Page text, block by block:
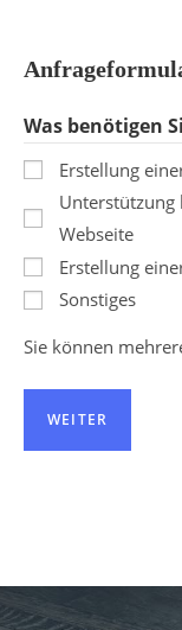
Was benötigen
Erstellung
Unterstützung
Webseite
Erstellung
Sonstiges
Sie können